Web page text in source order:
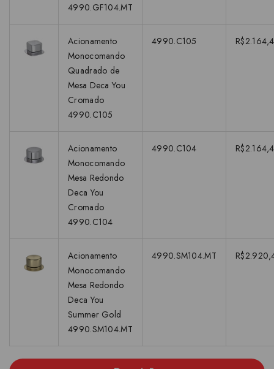
4990.GF104.MT
Acionamento
Monocomando
Quadrado de
Mesa Deca You
Cromado
4990.C105
4990.C105
Acionamento
Monocomando
Mesa Redondo
Deca You
Cromado
4990.C104
4990.C104
Acionamento
Monocomando
Mesa Redondo
Deca You
Summer Gold
4990.SM104.MT
4990.SM104.MT